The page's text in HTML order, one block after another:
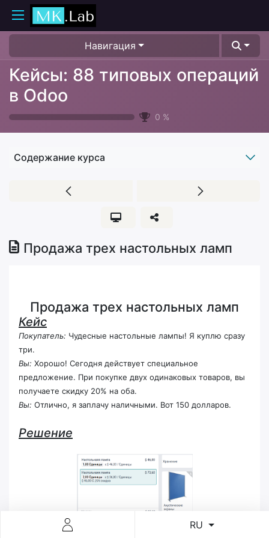
RU
Навигация
Кейсы: 88 типовых операций
в Odoo
0 %
Содержание курса
Продажа трех настольных ламп
Продажа трех настольных ламп
Кейс
Покупатель: Чудесные настольные лампы! Я куплю сразу
три.
Вы: Хорошо! Сегодня действует специальное
предложение. При покупке двух одинаковых товаров, вы
получаете скидку 20% на оба.
Вы: Отлично, я заплачу наличными. Вот 150 долларов.
Решение